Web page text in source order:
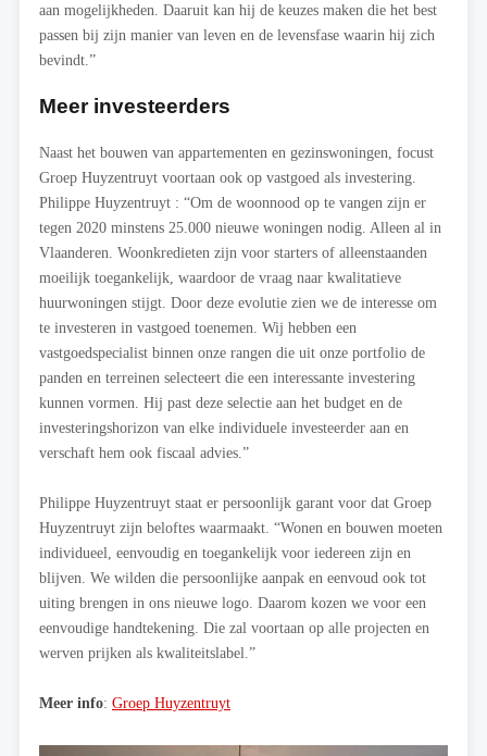
aan mogelijkheden. Daaruit kan hij de keuzes maken die het best
passen bij zijn manier van leven en de levensfase waarin hij zich
bevindt.”
Meer investeerders
Naast het bouwen van appartementen en gezinswoningen, focust
Groep Huyzentruyt voortaan ook op vastgoed als investering.
Philippe Huyzentruyt : “Om de woonnood op te vangen zijn er
tegen 2020 minstens 25.000 nieuwe woningen nodig. Alleen al in
Vlaanderen. Woonkredieten zijn voor starters of alleenstaanden
moeilijk toegankelijk, waardoor de vraag naar kwalitatieve
huurwoningen stijgt. Door deze evolutie zien we de interesse om
te investeren in vastgoed toenemen. Wij hebben een
vastgoedspecialist binnen onze rangen die uit onze portfolio de
panden en terreinen selecteert die een interessante investering
kunnen vormen. Hij past deze selectie aan het budget en de
investeringshorizon van elke individuele investeerder aan en
verschaft hem ook fiscaal advies.”
Philippe Huyzentruyt staat er persoonlijk garant voor dat Groep
Huyzentruyt zijn beloftes waarmaakt. “Wonen en bouwen moeten
individueel, eenvoudig en toegankelijk voor iedereen zijn en
blijven. We wilden die persoonlijke aanpak en eenvoud ook tot
uiting brengen in ons nieuwe logo. Daarom kozen we voor een
eenvoudige handtekening. Die zal voortaan op alle projecten en
werven prijken als kwaliteitslabel.”
Meer info: Groep Huyzentruyt